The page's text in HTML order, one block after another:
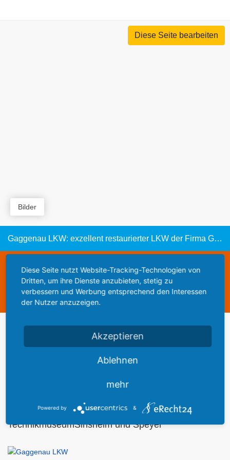
Diese Seite bearbeiten
Bilder
Gaggenau LKW: exzellent restaurierter LKW der Firma Gaggenau von 1909
Diese Webseite steht zum Verkauf
This website is for sale
Statistics
TechnikmuseumSinsheim und Speyer
Diese Seite nutzt Website-Tracking-Technologien von
Dritten, um ihre Dienste anzubieten, stetig zu
verbessern und Werbung entsprechend den Interessen
der Nutzer anzuzeigen.
Akzeptieren
Ablehnen
mehr
Powered by &